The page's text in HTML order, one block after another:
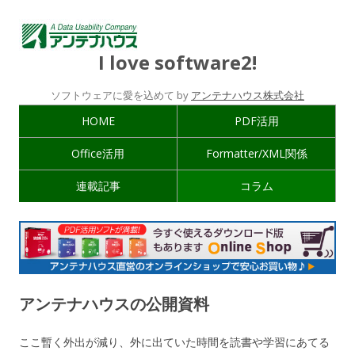
I love software2!
ソフトウェアに愛を込めて by アンテナハウス株式会社
HOME PDF活用
Office活用 Formatter/XML関係
連載記事 コラム
アンテナハウスの公開資料
ここ暫く外出が減り、外に出ていた時間を読書や学習にあてる